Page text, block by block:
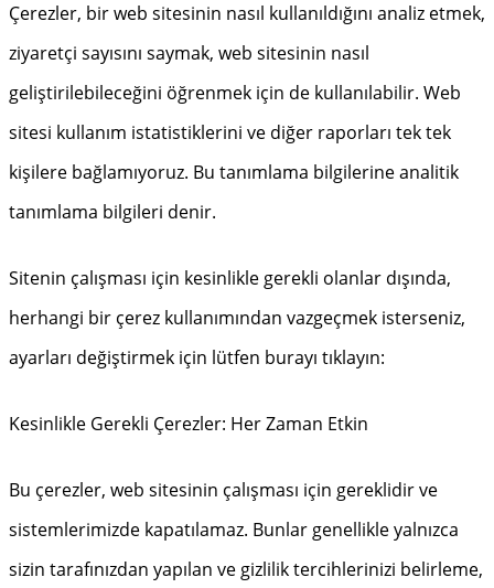
Çerezler, bir web sitesinin nasıl kullanıldığını analiz etmek,
ziyaretçi sayısını saymak, web sitesinin nasıl
geliştirilebileceğini öğrenmek için de kullanılabilir. Web
sitesi kullanım istatistiklerini ve diğer raporları tek tek
kişilere bağlamıyoruz. Bu tanımlama bilgilerine analitik
tanımlama bilgileri denir.
Sitenin çalışması için kesinlikle gerekli olanlar dışında,
herhangi bir çerez kullanımından vazgeçmek isterseniz,
ayarları değiştirmek için lütfen burayı tıklayın:
Kesinlikle Gerekli Çerezler: Her Zaman Etkin
Bu çerezler, web sitesinin çalışması için gereklidir ve
sistemlerimizde kapatılamaz. Bunlar genellikle yalnızca
sizin tarafınızdan yapılan ve gizlilik tercihlerinizi belirleme,